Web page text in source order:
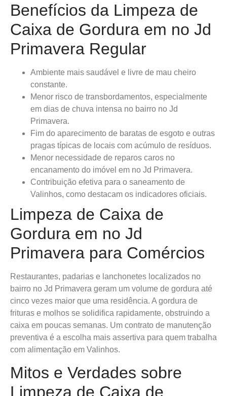
Benefícios da Limpeza de
Caixa de Gordura em no Jd
Primavera Regular
Ambiente mais saudável e livre de mau cheiro
constante.
Menor risco de transbordamentos, especialmente
em dias de chuva intensa no bairro no Jd
Primavera.
Fim do aparecimento de baratas de esgoto e outras
pragas típicas de locais com acúmulo de resíduos.
Menor necessidade de reparos caros no
encanamento do imóvel em no Jd Primavera.
Contribuição efetiva para o saneamento de
Valinhos, como destacam os indicadores oficiais.
Limpeza de Caixa de
Gordura em no Jd
Primavera para Comércios
Restaurantes, padarias e lanchonetes localizados no
bairro no Jd Primavera geram um volume de gordura até
cinco vezes maior que uma residência. A gordura de
frituras e molhos se solidifica rapidamente, obstruindo a
caixa em poucas semanas. Um contrato de manutenção
preventiva é a escolha mais assertiva para quem trabalha
com alimentação em Valinhos.
Mitos e Verdades sobre
Limpeza de Caixa de